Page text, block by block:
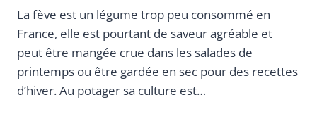
La fève est un légume trop peu consommé en
France, elle est pourtant de saveur agréable et
peut être mangée crue dans les salades de
printemps ou être gardée en sec pour des recettes
d’hiver. Au potager sa culture est…